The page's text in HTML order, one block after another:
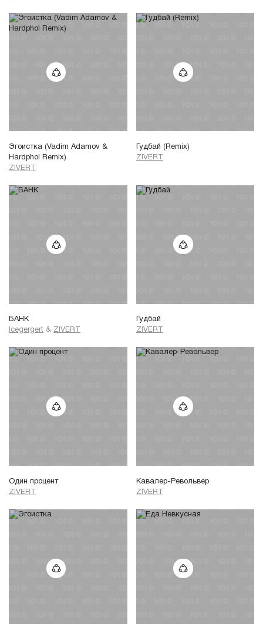
Эгоистка (Vadim Adamov &
Hardphol Remix)
ZIVERT
Гудбай (Remix)
ZIVERT
БАНК
Icegergert & ZIVERT
Гудбай
ZIVERT
Один процент
ZIVERT
Кавалер-Револьвер
ZIVERT